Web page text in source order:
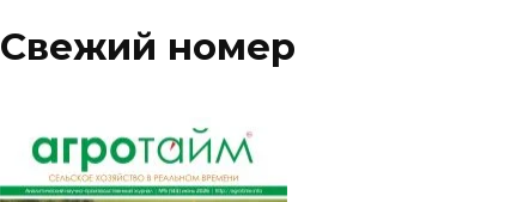
Свежий номер